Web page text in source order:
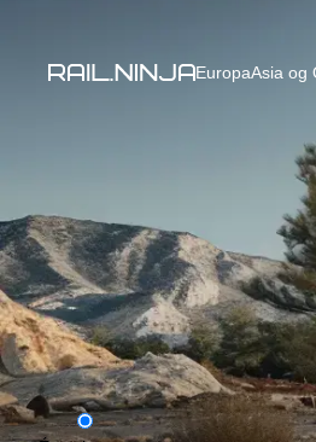
EuropaAsia og